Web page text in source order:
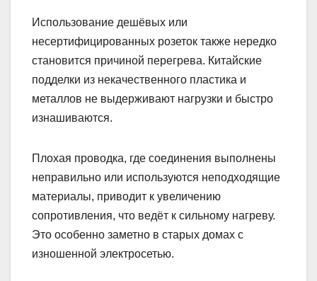
Использование дешёвых или
несертифицированных розеток также нередко
становится причиной перегрева. Китайские
подделки из некачественного пластика и
металлов не выдерживают нагрузки и быстро
изнашиваются.
Плохая проводка, где соединения выполнены
неправильно или используются неподходящие
материалы, приводит к увеличению
сопротивления, что ведёт к сильному нагреву.
Это особенно заметно в старых домах с
изношенной электросетью.